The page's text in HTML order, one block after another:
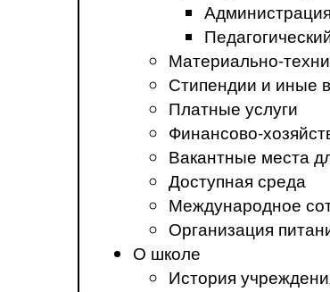
Администрация
Материально-
Стипендии и иные
Платные услуги
Финансово-
Вакантные места
Доступная среда
Международное
Организация
О школе
История